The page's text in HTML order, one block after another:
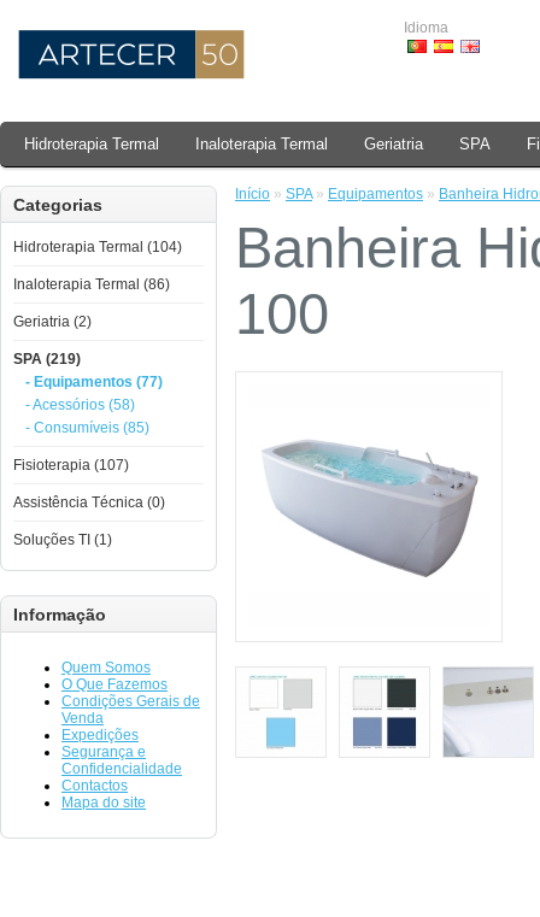
Idioma
Hidroterapia Termal Inaloterapia Termal Geriatria SPA
Categorias
Hidroterapia Termal (104)
Inaloterapia Termal (86)
Geriatria (2)
SPA (219)
- Equipamentos (77)
- Acessórios (58)
- Consumíveis (85)
Fisioterapia (107)
Assistência Técnica (0)
Soluções TI (1)
Informação
Quem Somos
O Que Fazemos
Condições Gerais de
Venda
Expedições
Segurança e
Confidencialidade
Contactos
Mapa do site
Início » SPA» Equipamentos » Banheira
Banheira
100